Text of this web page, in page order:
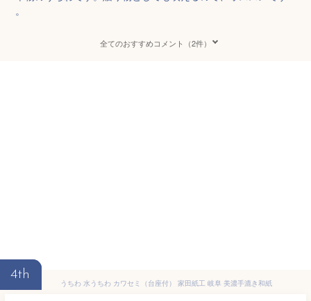
。
全てのおすすめコメント（2件）
4th
うちわ 水うちわ カワセミ（台座付） 家田紙工 岐阜 美濃手漉き和紙